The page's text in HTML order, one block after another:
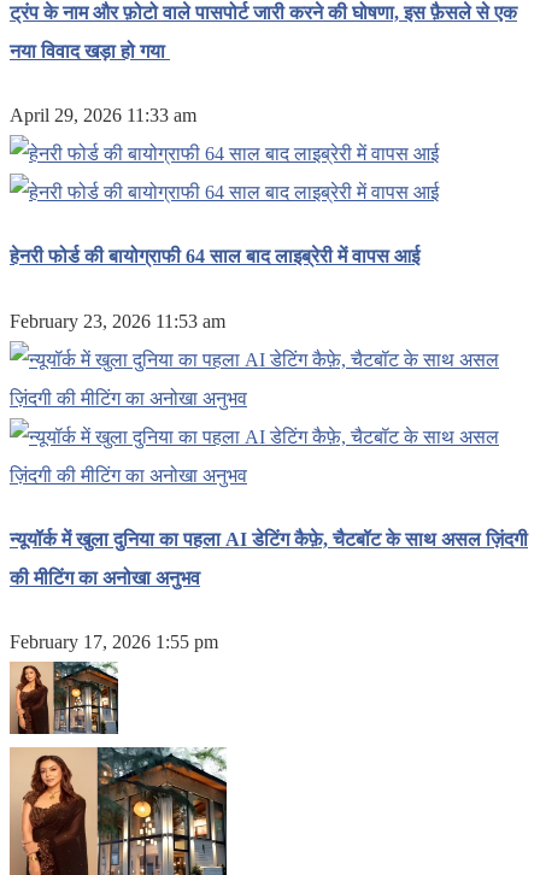
ट्रंप के नाम और फ़ोटो वाले पासपोर्ट जारी करने की घोषणा, इस फ़ैसले से एक
नया विवाद खड़ा हो गया
April 29, 2026 11:33 am
हेनरी फोर्ड की बायोग्राफी 64 साल बाद लाइब्रेरी में वापस आई
February 23, 2026 11:53 am
न्यूयॉर्क में खुला दुनिया का पहला AI डेटिंग कैफ़े, चैटबॉट के साथ असल ज़िंदगी
की मीटिंग का अनोखा अनुभव
February 17, 2026 1:55 pm